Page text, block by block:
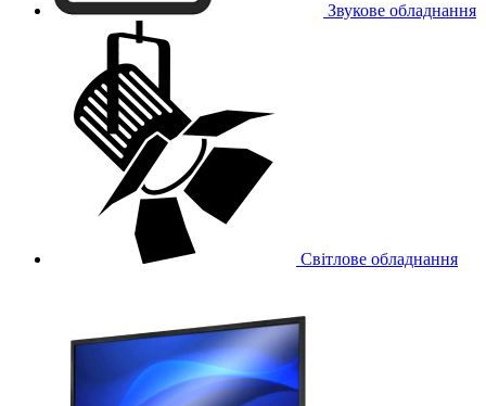
Звукове обладнання
Світлове обладнання